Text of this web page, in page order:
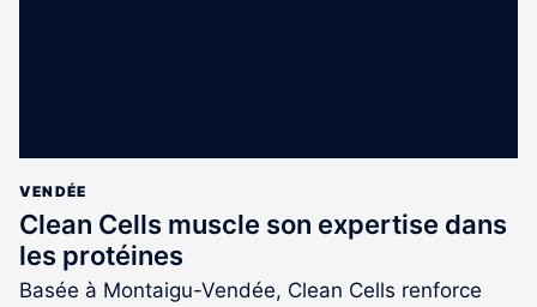
VENDÉE
Clean Cells muscle son expertise dans
les protéines
Basée à Montaigu-Vendée, Clean Cells renforce